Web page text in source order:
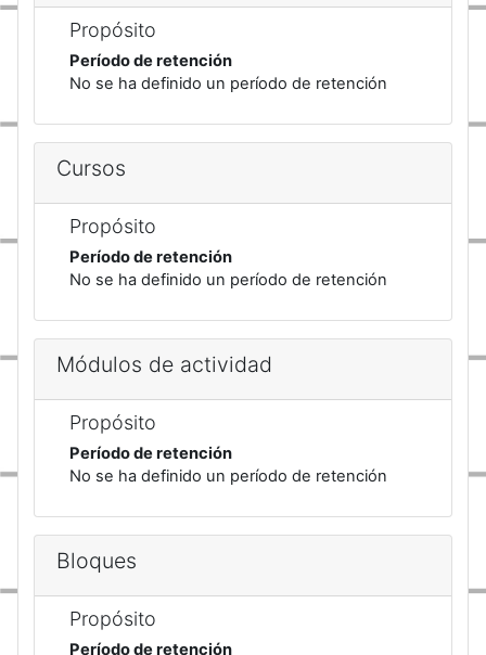
Propósito
Período de retención
No se ha definido un período de retención
Cursos
Propósito
Período de retención
No se ha definido un período de retención
Módulos de actividad
Propósito
Período de retención
No se ha definido un período de retención
Bloques
Propósito
Período de retención